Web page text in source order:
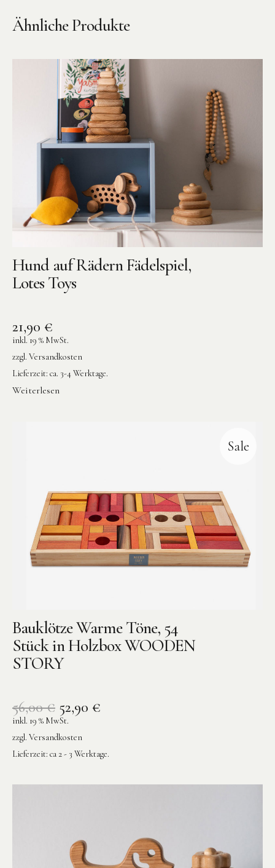
BENA | Holzbausteine
LIVING PUPPETS®
Orange toys
just dutch Kuscheltiere
HAPE Spielzeug
OYOY living Spielzeug
Kraul Spielzeug
Wilesco Dampfmaschinen
Konges Sløjd Spielzeug
MIKANU Babyrasseln
Geschenke zur Geburt
Instagram
Ähnliche Produkte
Hund auf Rädern Fädelspiel,
Lotes Toys
21,90 €
inkl. 19 % MwSt.
zzgl. Versandkosten
Lieferzeit: ca. 3-4 Werktage.
Weiterlesen
Sale
Bauklötze Warme Töne, 54
Stück in Holzbox WOODEN
STORY
56,00€ 52,90 €
inkl. 19 % MwSt.
zzgl. Versandkosten
Lieferzeit: ca 2 - 3 Werktage.